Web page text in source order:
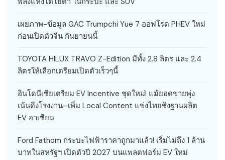
เผยภาพ-ข้อมูล GAC Trumpchi Yue 7 ออฟโรด PHEV ใหม่
ก่อนเปิดตัวจีน กันยายนนี้
TOYOTA HILUX TRAVO Z-Edition มีทั้ง 2.8 ลิตร และ 2.4
ลิตรให้เลือกเตรียมเปิดตัวเร็วๆนี้
อินโดนีเซียเตรียม EV Incentive ชุดใหม่! แม้ยอดขายพุ่ง
เน้นดึงโรงงาน–เพิ่ม Local Content แข่งไทยชิงฐานผลิต
EV อาเซียน
Ford Fathom กระบะไฟฟ้าราคาถูกมาแล้ว! เริ่มไม่ถึง 1 ล้าน
บาทในสหรัฐฯ เปิดตัวปี 2027 บนแพลตฟอร์ม EV ใหม่